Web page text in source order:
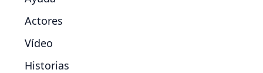
Actores
Vídeo
Historias